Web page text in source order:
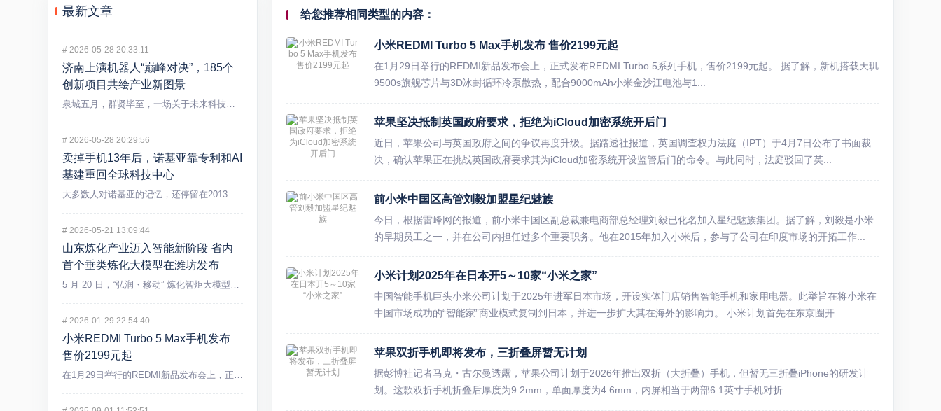
最新文章
# 2026-05-28 20:33:11
济南上演机器人“巅峰对决”，185个
创新项目共绘产业新图景
泉城五月，群贤毕至，一场关于未来科技的盛宴在济南精彩上演。5...
# 2026-05-28 20:29:56
卖掉手机13年后，诺基亚靠专利和AI
基建重回全球科技中心
大多数人对诺基亚的记忆，还停留在2013年出售手机业务后逐渐...
# 2026-05-21 13:09:44
山东炼化产业迈入智能新阶段 省内
首个垂类炼化大模型在潍坊发布
5 月 20 日，“弘润・移动” 炼化智炬大模型发布会在潍坊...
# 2026-01-29 22:54:40
小米REDMI Turbo 5 Max手机发布
售价2199元起
在1月29日举行的REDMI新品发布会上，正式发布REDMI...
给您推荐相同类型的内容：
小米REDMI Turbo 5 Max手机发布 售价2199元起
在1月29日举行的REDMI新品发布会上，正式发布REDMI Turbo 5系列手机，售价2199元起。 据了解，新机搭载天玑
9500s旗舰芯片与3D冰封循环冷泵散热，配合9000mAh小米金沙江电池与1...
苹果坚决抵制英国政府要求，拒绝为iCloud加密系统开后门
近日，苹果公司与英国政府之间的争议再度升级。据路透社报道，英国调查权力法庭（IPT）于4月7日公布了书面裁
决，确认苹果正在挑战英国政府要求其为iCloud加密系统开设监管后门的命令。与此同时，法庭驳回了英...
前小米中国区高管刘毅加盟星纪魅族
今日，根据雷峰网的报道，前小米中国区副总裁兼电商部总经理刘毅已化名加入星纪魅族集团。据了解，刘毅是小米
的早期员工之一，并在公司内担任过多个重要职务。他在2015年加入小米后，参与了公司在印度市场的开拓工作...
小米计划2025年在日本开5～10家“小米之家”
中国智能手机巨头小米公司计划于2025年进军日本市场，开设实体门店销售智能手机和家用电器。此举旨在将小米在
中国市场成功的“智能家”商业模式复制到日本，并进一步扩大其在海外的影响力。 小米计划首先在东京圈开...
苹果双折手机即将发布，三折叠屏暂无计划
据彭博社记者马克・古尔曼透露，苹果公司计划于2026年推出双折（大折叠）手机，但暂无三折叠iPhone的研发计
划。这款双折手机折叠后厚度为9.2mm，单面厚度为4.6mm，内屏相当于两部6.1英寸手机对折...